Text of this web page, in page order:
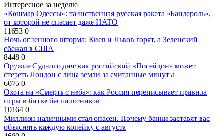
Интересное за неделю
«Кошмар Одессы»: таинственная русская ракета «Бандероль»,
от которой не спасает даже НАТО
11653 0
Ночь огненного шторма: Киев и Львов горят, а Зеленский
сбежал в США
8448 0
Оружие Судного дня: как российский «Посейдон» может
стереть Лондон с лица земли за считанные минуты
6075 0
Охота на «Смерть с неба»: как Россия переписывает правила
игры в битве беспилотников
10164 0
Миллион наличными стал опасен. Почему банки заставят вас
объяснять каждую копейку с августа